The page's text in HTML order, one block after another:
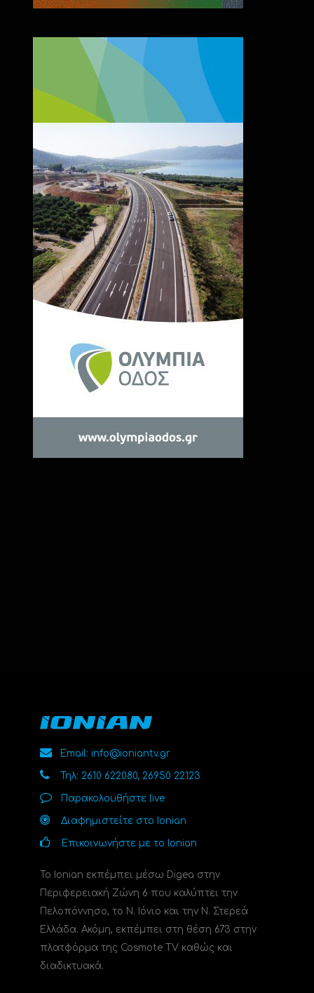
Email: info@ioniantv.gr
Τηλ: 2610 622080, 26950 22123
Παρακολουθήστε live
Διαφημιστείτε στο Ionian
Επικοινωνήστε με το Ionian
Το Ionian εκπέμπει μέσω Digea στην
Περιφερειακή Ζώνη 6 που καλύπτει την
Πελοπόννησο, το N. Ιόνιο και την Ν. Στερεά
Ελλάδα. Ακόμη, εκπέμπει στη θέση 673 στην
πλατφόρμα της Cosmote TV καθώς και
διαδικτυακά.